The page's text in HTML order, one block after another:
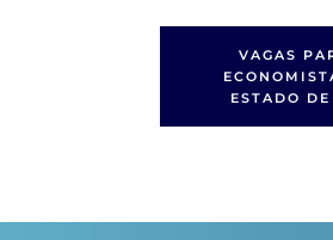
VAGAS
ESTADO DE